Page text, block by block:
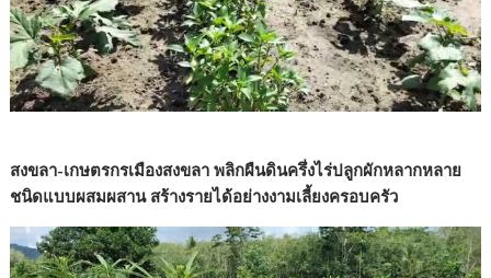
สงขลา-เกษตรกรเมืองสงขลา พลิกผืนดินครึ่งไร่ปลูกผักหลากหลาย
ชนิดแบบผสมผสาน สร้างรายได้อย่างงามเลี้ยงครอบครัว